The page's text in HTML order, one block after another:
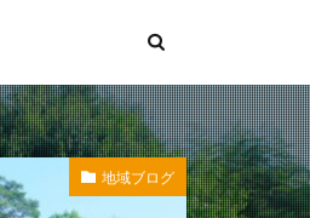
地域ブログ